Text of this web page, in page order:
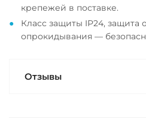
крепежей в поставке.
Класс защиты IP24, защита
опрокидывания —
Отзывы